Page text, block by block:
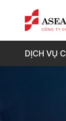
DỊCH VỤ